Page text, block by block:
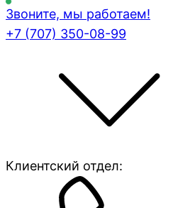
Звоните, мы работаем!
+7 (707) 350-08-99
Клиентский отдел: